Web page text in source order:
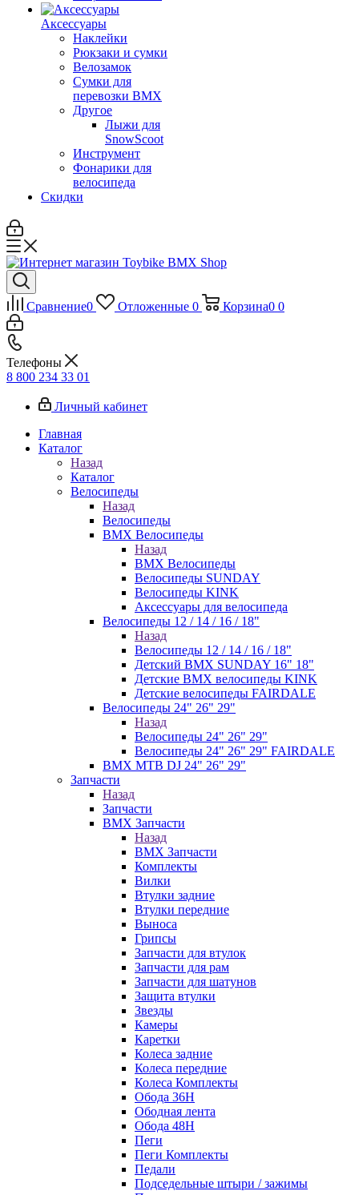
Аксессуары
Наклейки
Рюкзаки и сумки
Велозамок
Сумки для
перевозки BMX
Другое
Лыжи для
SnowScoot
Инструмент
Фонарики для
велосипеда
Скидки
Сравнение0 Отложенные 0 Корзина0 0
Телефоны
8 800 234 33 01
Личный кабинет
Главная
Каталог
Назад
Каталог
Велосипеды
Назад
Велосипеды
BMX Велосипеды
Назад
BMX Велосипеды
Велосипеды SUNDAY
Велосипеды KINK
Аксессуары для велосипеда
Велосипеды 12 / 14 / 16 / 18"
Назад
Велосипеды 12 / 14 / 16 / 18"
Детский BMX SUNDAY 16" 18"
Детские BMX велосипеды KINK
Детские велосипеды FAIRDALE
Велосипеды 24" 26" 29"
Назад
Велосипеды 24" 26" 29"
Велосипеды 24" 26" 29" FAIRDALE
BMX MTB DJ 24" 26" 29"
Запчасти
Назад
Запчасти
BMX Запчасти
Назад
BMX Запчасти
Комплекты
Вилки
Втулки задние
Втулки передние
Выноса
Грипсы
Запчасти для втулок
Запчасти для рам
Запчасти для шатунов
Защита втулки
Звезды
Камеры
Каретки
Колеса задние
Колеса передние
Колеса Комплекты
Обода 36H
Ободная лента
Обода 48H
Пеги
Пеги Комплекты
Педали
Подседельные штыри / зажимы